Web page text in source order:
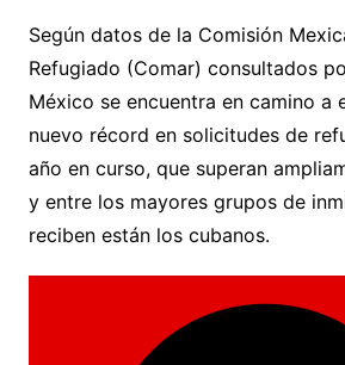
Según datos de la Comisión
Refugiado (Comar) consultados
México se encuentra en camino a
nuevo récord en solicitudes de
año en curso, que superan
y entre los mayores grupos de
reciben están los cubanos.